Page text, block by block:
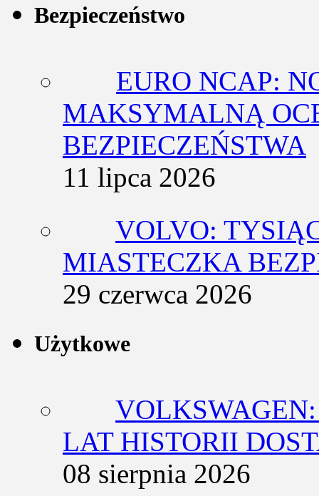
Bezpieczeństwo
EURO NCAP:
MAKSYMALNĄ
BEZPIECZEŃSTWA
11 lipca 2026
VOLVO:
MIASTECZKA
29 czerwca 2026
Użytkowe
LAT HISTORII
08 sierpnia 2026